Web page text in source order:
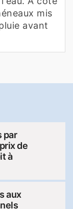
mis
avant
par
de
à
aux